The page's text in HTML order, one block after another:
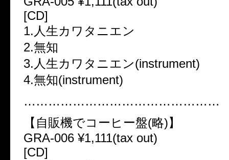
[CD]
1.人生カワタニエン
2.無知
3.人生カワタニエン(instrument)
4.無知(instrument)
…………………………………………
【自販機でコーヒー盤(略)】
GRA-006 ¥1,111(tax out)
[CD]